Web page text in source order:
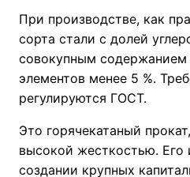
При производстве, как
сорта стали с долей
совокупным
элементов менее 5 %.
регулируются ГОСТ.
Это горячекатаный
высокой жесткостью. Его
создании крупных